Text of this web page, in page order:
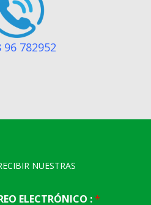
96 782952
NUESTRAS
ELECTRÓNICO :*